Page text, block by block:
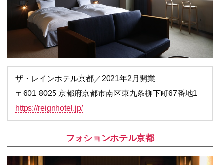
ザ・レインホテル京都／2021年2月開業
〒601-8025 京都府京都市南区東九条柳下町67番地1
https://reignhotel.jp/
フォションホテル京都